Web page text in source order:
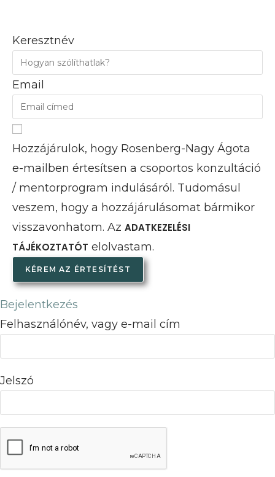
Keresztnév
Email
Hozzájárulok, hogy Rosenberg-Nagy Ágota
e-mailben értesítsen a csoportos konzultáció
/ mentorprogram indulásáról. Tudomásul
veszem, hogy a hozzájárulásomat bármikor
visszavonhatom. Az ADATKEZELÉSI
TÁJÉKOZTATÓT elolvastam.
KÉREM AZ ÉRTESÍTÉST
Bejelentkezés
Felhasználónév, vagy e-mail cím
Jelszó